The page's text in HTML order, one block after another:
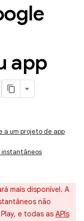
app
a um projeto de app
instantâneos
mais disponível. A
não
e todas as APIs